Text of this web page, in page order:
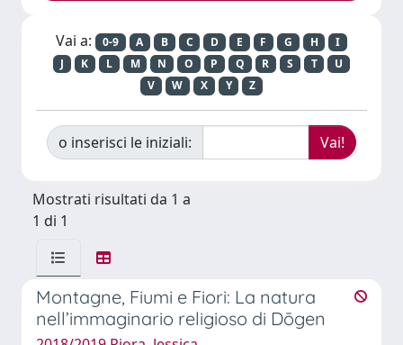
Vai a: 0-9 A B C D E F G H
I
J
K L M N O P Q R S T
U
V
W X Y Z
o inserisci le iniziali:
Mostrati risultati da 1 a
1 di 1
Montagne, Fiumi e Fiori: La natura
nell’immaginario religioso di Dōgen